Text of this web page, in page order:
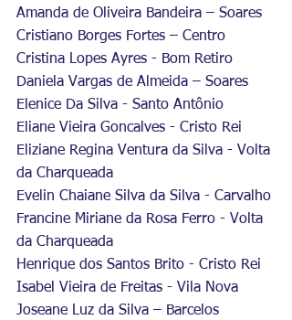
Amanda de Oliveira Bandeira – Soares
Cristiano Borges Fortes – Centro
Cristina Lopes Ayres - Bom Retiro
Daniela Vargas de Almeida – Soares
Elenice Da Silva - Santo Antônio
Eliane Vieira Goncalves - Cristo Rei
Eliziane Regina Ventura da Silva - Volta
da Charqueada
Evelin Chaiane Silva da Silva - Carvalho
Francine Miriane da Rosa Ferro - Volta
da Charqueada
Henrique dos Santos Brito - Cristo Rei
Isabel Vieira de Freitas - Vila Nova
Joseane Luz da Silva – Barcelos